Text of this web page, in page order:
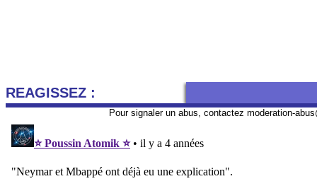
REAGISSEZ :
Pour signaler un abus, contactez moderation-